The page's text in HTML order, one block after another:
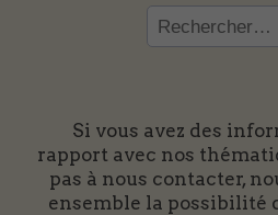
Rechercher :
Si vous avez des
rapport avec nos
pas à nous contacter,
ensemble la possibilité